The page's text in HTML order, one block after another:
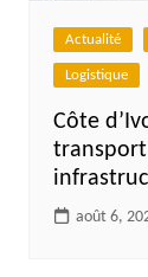
Actualité
Logistique
Côte
transport
août 6,